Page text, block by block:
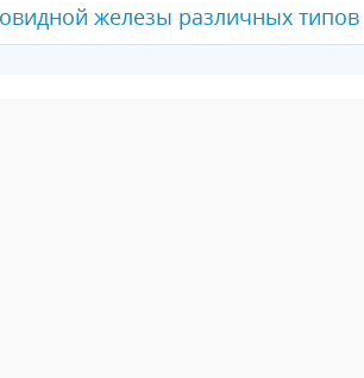
железы различных типов